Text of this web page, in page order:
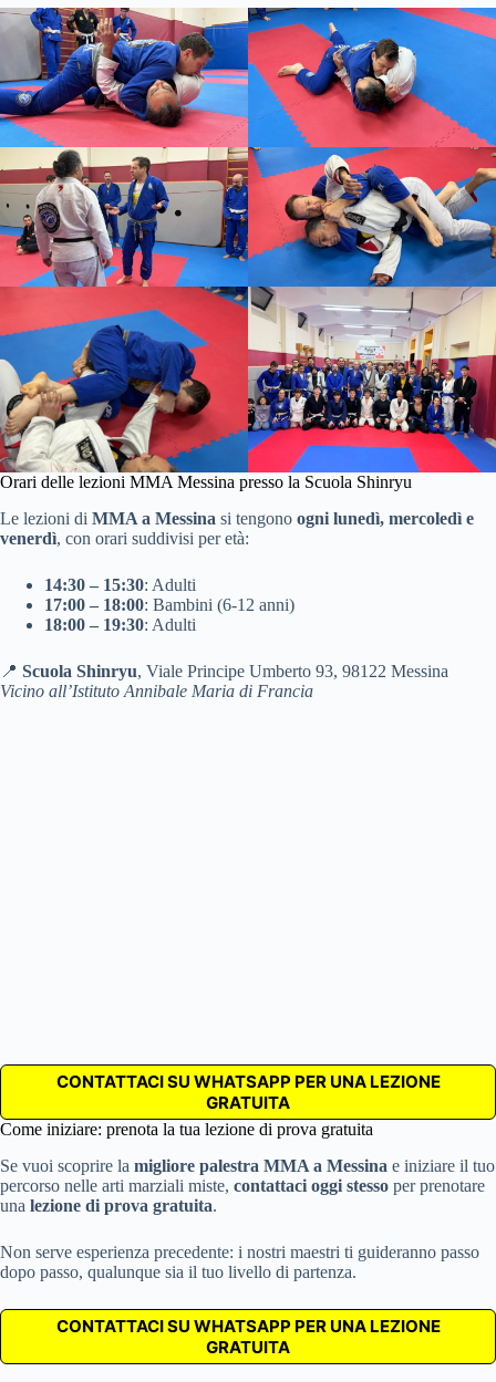
Orari delle lezioni MMA Messina presso la Scuola Shinryu
Le lezioni di MMA a Messina si tengono ogni lunedì, mercoledì e
venerdì, con orari suddivisi per età:
14:30 – 15:30: Adulti
17:00 – 18:00: Bambini (6-12 anni)
18:00 – 19:30: Adulti
📍 Scuola Shinryu, Viale Principe Umberto 93, 98122 Messina
Vicino all’Istituto Annibale Maria di Francia
CONTATTACI SU WHATSAPP PER UNA LEZIONE
GRATUITA
Come iniziare: prenota la tua lezione di prova gratuita
Se vuoi scoprire la migliore palestra MMA a Messina e iniziare il tuo
percorso nelle arti marziali miste, contattaci oggi stesso per prenotare
una lezione di prova gratuita.
Non serve esperienza precedente: i nostri maestri ti guideranno passo
dopo passo, qualunque sia il tuo livello di partenza.
CONTATTACI SU WHATSAPP PER UNA LEZIONE
GRATUITA